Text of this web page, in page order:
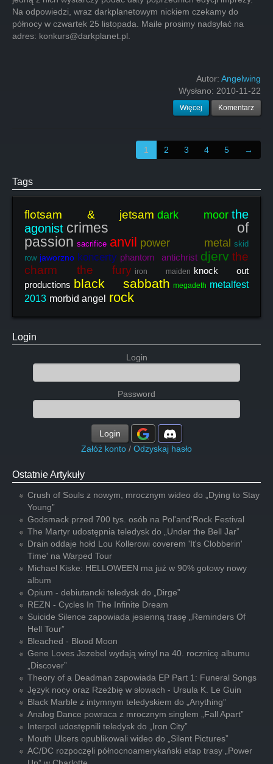
Na odpowiedzi, wraz darkplanetowym nickiem czekamy do
północy w czwartek 25 listopada. Maile prosimy nadsyłać na
adres: konkurs@darkplanet.pl.
Autor: Angelwing
Wysłano: 2010-11-22
Więcej Komentarz
1 2 3 4 5 →
Tags
flotsam & jetsam dark moor the
agonist crimes of
passion sacrifice anvil power metal skid
row jaworzno koncerty phantom antichrist djerv the
charm the fury iron maiden knock out
productions black sabbath megadeth metalfest
2013 morbid angel rock
Login
Login
Password
Login
Załóż konto / Odzyskaj hasło
Ostatnie Artykuły
Crush of Souls z nowym, mrocznym wideo do „Dying to Stay
Young”
Godsmack przed 700 tys. osób na Pol'and'Rock Festival
The Martyr udostępnia teledysk do „Under the Bell Jar”
Drain oddaje hołd Lou Kollerowi coverem 'It's Clobberin'
Time' na Warped Tour
Michael Kiske: HELLOWEEN ma już w 90% gotowy nowy
album
Opium - debiutancki teledysk do „Dirge”
REZN - Cycles In The Infinite Dream
Suicide Silence zapowiada jesienną trasę „Reminders Of
Hell Tour”
Bleached - Blood Moon
Gene Loves Jezebel wydają winyl na 40. rocznicę albumu
„Discover”
Theory of a Deadman zapowiada EP Part 1: Funeral Songs
Język nocy oraz Rzeźbię w słowach - Ursula K. Le Guin
Black Marble z intymnym teledyskiem do „Anything”
Analog Dance powraca z mrocznym singlem „Fall Apart”
Interpol udostępnili teledysk do „Iron City”
Mouth Ulcers opublikowali wideo do „Silent Pictures”
AC/DC rozpoczęli północnoamerykański etap trasy „Power